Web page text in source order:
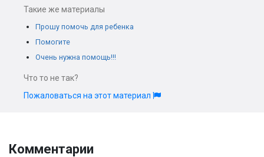
Такие же материалы
Прошу помочь для ребенка
Помогите
Очень нужна помощь!!!
Что то не так?
Пожаловаться на этот материал
Комментарии